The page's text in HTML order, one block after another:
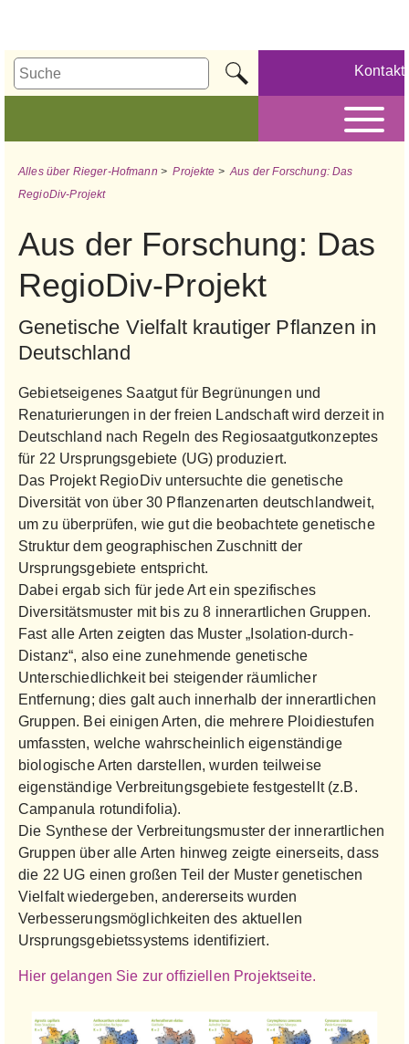
Kontakt
Alles über Rieger-Hofmann >Projekte >Aus der Forschung: Das
RegioDiv-Projekt
Aus der Forschung: Das
RegioDiv-Projekt
Genetische Vielfalt krautiger Pflanzen in
Deutschland
Gebietseigenes Saatgut für Begrünungen und
Renaturierungen in der freien Landschaft wird derzeit in
Deutschland nach Regeln des Regiosaatgutkonzeptes
für 22 Ursprungsgebiete (UG) produziert.
Das Projekt RegioDiv untersuchte die genetische
Diversität von über 30 Pflanzenarten deutschlandweit,
um zu überprüfen, wie gut die beobachtete genetische
Struktur dem geographischen Zuschnitt der
Ursprungsgebiete entspricht.
Dabei ergab sich für jede Art ein spezifisches
Diversitätsmuster mit bis zu 8 innerartlichen Gruppen.
Fast alle Arten zeigten das Muster „Isolation-durch-
Distanz“, also eine zunehmende genetische
Unterschiedlichkeit bei steigender räumlicher
Entfernung; dies galt auch innerhalb der innerartlichen
Gruppen. Bei einigen Arten, die mehrere Ploidiestufen
umfassten, welche wahrscheinlich eigenständige
biologische Arten darstellen, wurden teilweise
eigenständige Verbreitungsgebiete festgestellt (z.B.
Campanula rotundifolia).
Die Synthese der Verbreitungsmuster der innerartlichen
Gruppen über alle Arten hinweg zeigte einerseits, dass
die 22 UG einen großen Teil der Muster genetischen
Vielfalt wiedergeben, andererseits wurden
Verbesserungsmöglichkeiten des aktuellen
Ursprungsgebietssystems identifiziert.
Hier gelangen Sie zur offiziellen Projektseite.